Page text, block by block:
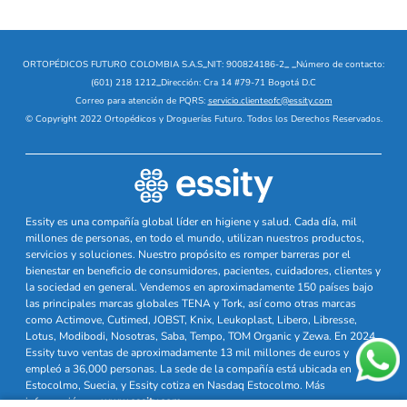
ORTOPÉDICOS FUTURO COLOMBIA S.A.S_NIT: 900824186-2_ _Número de contacto:
(601) 218 1212_Dirección: Cra 14 #79-71 Bogotá D.C
Correo para atención de PQRS: servicio.clienteofc@essity.com
© Copyright 2022 Ortopédicos y Droguerías Futuro. Todos los Derechos Reservados.
Essity es una compañía global líder en higiene y salud. Cada día, mil
millones de personas, en todo el mundo, utilizan nuestros productos,
servicios y soluciones. Nuestro propósito es romper barreras por el
bienestar en beneficio de consumidores, pacientes, cuidadores, clientes y
la sociedad en general. Vendemos en aproximadamente 150 países bajo
las principales marcas globales TENA y Tork, así como otras marcas
como Actimove, Cutimed, JOBST, Knix, Leukoplast, Libero, Libresse,
Lotus, Modibodi, Nosotras, Saba, Tempo, TOM Organic y Zewa. En 2024,
Essity tuvo ventas de aproximadamente 13 mil millones de euros y
empleó a 36,000 personas. La sede de la compañía está ubicada en
Estocolmo, Suecia, y Essity cotiza en Nasdaq Estocolmo. Más
información enwww.essity.com